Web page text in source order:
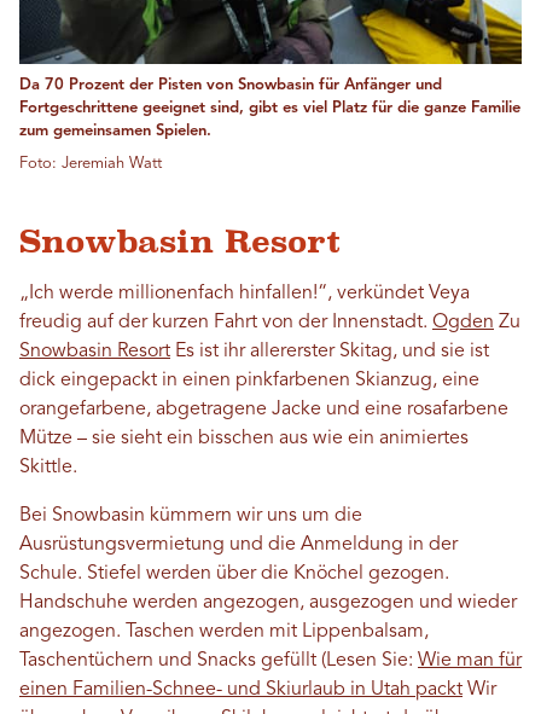
Da 70 Prozent der Pisten von Snowbasin für Anfänger und
Fortgeschrittene geeignet sind, gibt es viel Platz für die ganze Familie
zum gemeinsamen Spielen.
Foto: Jeremiah Watt
Snowbasin Resort
„Ich werde millionenfach hinfallen!“, verkündet Veya
freudig auf der kurzen Fahrt von der Innenstadt. Ogden Zu
Snowbasin Resort Es ist ihr allererster Skitag, und sie ist
dick eingepackt in einen pinkfarbenen Skianzug, eine
orangefarbene, abgetragene Jacke und eine rosafarbene
Mütze – sie sieht ein bisschen aus wie ein animiertes
Skittle.
Bei Snowbasin kümmern wir uns um die
Ausrüstungsvermietung und die Anmeldung in der
Schule. Stiefel werden über die Knöchel gezogen.
Handschuhe werden angezogen, ausgezogen und wieder
angezogen. Taschen werden mit Lippenbalsam,
Taschentüchern und Snacks gefüllt (Lesen Sie: Wie man für
einen Familien-Schnee- und Skiurlaub in Utah packt Wir